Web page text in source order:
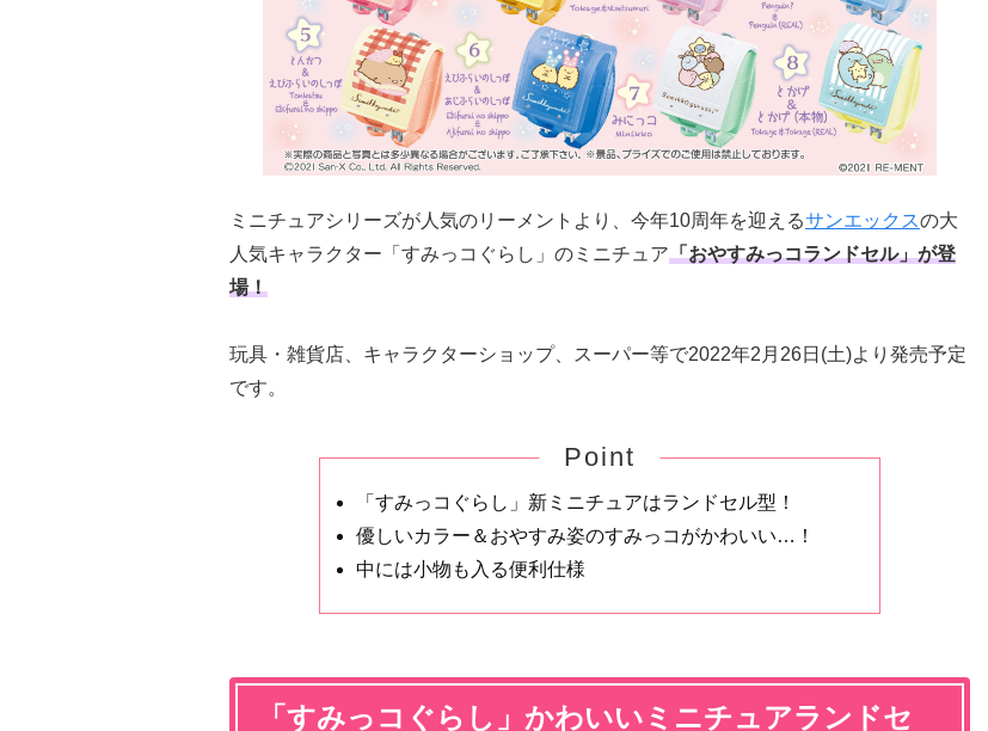
ミニチュアシリーズが人気のリーメントより、今年10周年を迎えるサンエックスの大
人気キャラクター「すみっコぐらし」のミニチュア「おやすみっコランドセル」が登
場！
玩具・雑貨店、キャラクターショップ、スーパー等で2022年2月26日(土)より発売予定
です。
Point
「すみっコぐらし」新ミニチュアはランドセル型！
優しいカラー＆おやすみ姿のすみっコがかわいい…！
中には小物も入る便利仕様
「すみっコぐらし」かわいいミニチュアランドセ